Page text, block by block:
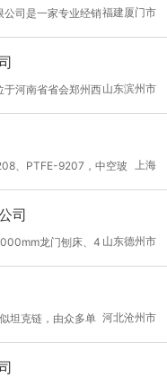
烤箱长度30m），一个大件面
隆实业、骏威照明、三星摄影
园家居用
福建厦门市
公司是一家专业经销
配件的单位，本单位主导产品
口. 国产零部件产品：6BT5.
QSK60 QSK23 M11 L1
山东滨州市
于河南省省会郑州西
陇海铁路、京强、生产规模
。地理位置优越，交通便利。
力量雄厚。 我厂主要产品系
身定做不同的服务。以朴实的
上海
、PTFE-9207，中空玻
、S15、S60HS，氟碳表面活
化液HFE-7100、FC-770、F
，耐沾污涂层及涂料添加SR
司
山东德州市
龙门刨床、4
车床、数控镗床、大型数显断
各类型磨床、车床、钻床、铣
类——深孔钻镗床（T2120）、
河北沧州市
坦克链，由众多单
、相同系列的拖链内高、外
R可有不同的选择。3、单元链